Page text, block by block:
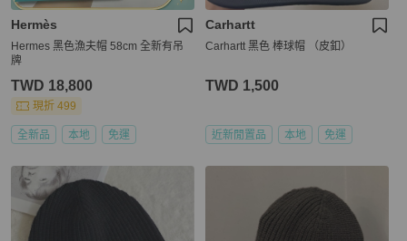
Hermès
Hermes 黑色漁夫帽 58cm 全新有吊
牌
TWD 18,800
現折 499
全新品 本地 免運
Carhartt
Carhartt 黑色 棒球帽 （皮釦）
TWD 1,500
近新閒置品 本地 免運